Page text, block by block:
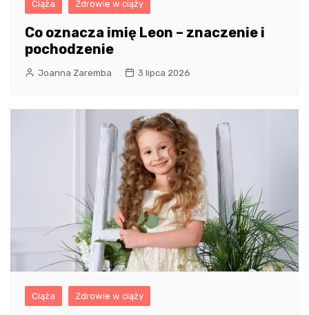
Ciąża Zdrowie w ciąży
Co oznacza imię Leon – znaczenie i
pochodzenie
Joanna Zaremba 3 lipca 2026
Ciąża Zdrowie w ciąży